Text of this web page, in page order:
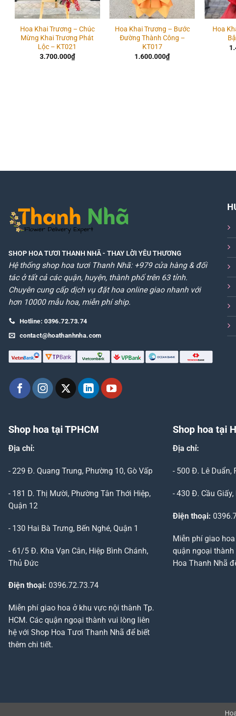
Hoa Khai Trương – Chúc
Mừng Khai Trương Phát
Lộc – KT021
3.700.000₫
Hoa Khai Trương – Bước
Đường Thành Công –
KT017
1.600.000₫
Hoa
SHOP HOA TƯƠI THANH NHÃ- THAY LỜI YÊU THƯƠNG
Hệ thống shop hoa tươi Thanh Nhã: +979 cửa hàng & đối
tác ở tất cả các quận, huyện, thành phố trên 63 tỉnh.
Chuyên cung cấp dịch vụ đặt hoa online giao nhanh với
hơn 10000 mẫu hoa, miễn phí ship.
Hotline: 0396.72.73.74
contact@hoathanhnha.com
Shop hoa tại TPHCM
Địa chỉ:
- 229 Đ. Quang Trung, Phường 10, Gò Vấp
- 181 D. Thị Mười, Phường Tân Thới Hiệp,
Quận 12
- 130 Hai Bà Trưng, Bến Nghé, Quận 1
- 61/5 Đ. Kha Vạn Cân, Hiệp Bình Chánh,
Thủ Đức
Điện thoại: 0396.72.73.74
Miễn phí giao hoa ở khu vực nội thành Tp.
HCM. Các quận ngoại thành vui lòng liên
hệ với Shop Hoa Tươi Thanh Nhã để biết
thêm chi tiết.
Shop hoa tại
Địa chỉ:
- 500 Đ. Lê Duẩn,
- 430 Đ. Cầu
Điện thoại:
Miễn phí giao
quận ngoại
Hoa Thanh Nhã